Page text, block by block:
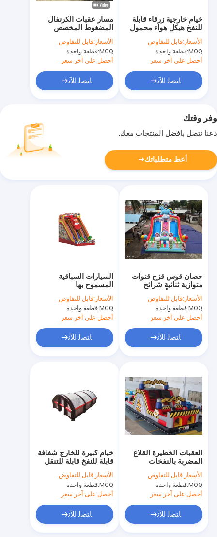
مسار عقبات الكرنفال
المضغوط المخصص
للإيجار والبيع
الأسعار:قابل للتفاوض
MOQ: قطعة واحدة
أحصل على آخر سعر
ﺎﺘﺼﻟ ﺍﻶﻧ
خيام خارجية زرقاء قابلة
للنفخ هيكل هواء محمول
مخصص
الأسعار:قابل للتفاوض
MOQ: قطعة واحدة
أحصل على آخر سعر
ﺎﺘﺼﻟ ﺍﻶﻧ
وفر وقتك
دعنا نتصل بأفضل المنتجات معك.
أعط متطلباتك
السيارات السباقية
المسموح بها
الأسعار:قابل للتفاوض
MOQ: قطعة واحدة
أحصل على آخر سعر
ﺎﺘﺼﻟ ﺍﻶﻧ
حصان قوس قزح قنوات
متوازية ثنائية شرائح
مضخمة مع أعمدة على
شكل حلوى
الأسعار:قابل للتفاوض
MOQ: قطعة واحدة
أحصل على آخر سعر
ﺎﺘﺼﻟ ﺍﻶﻧ
خيام كبيرة للخارج شفافة
قابلة للنفخ قابلة للتنقل
للتخييم
الأسعار:قابل للتفاوض
MOQ: قطعة واحدة
أحصل على آخر سعر
ﺎﺘﺼﻟ ﺍﻶﻧ
العقبات الخطيرة القلاع
المضربة بالنفخات
الأسعار:قابل للتفاوض
MOQ: قطعة واحدة
أحصل على آخر سعر
ﺎﺘﺼﻟ ﺍﻶﻧ